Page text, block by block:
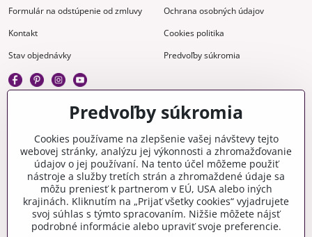
Formulár na odstúpenie od zmluvy
Ochrana osobných údajov
Kontakt
Cookies politika
Stav objednávky
Predvoľby súkromia
Gravírovanie
Materiály na stiahnutie
Videonávody
Blog
Kreatívna poradňa
Predvoľby súkromia
Cookies používame na zlepšenie vašej návštevy tejto
webovej stránky, analýzu jej výkonnosti a zhromažďovanie
údajov o jej používaní. Na tento účel môžeme použiť
nástroje a služby tretích strán a zhromaždené údaje sa
môžu preniesť k partnerom v EÚ, USA alebo iných
krajinách. Kliknutím na „Prijať všetky cookies“ vyjadrujete
svoj súhlas s týmto spracovaním. Nižšie môžete nájsť
podrobné informácie alebo upraviť svoje preferencie.